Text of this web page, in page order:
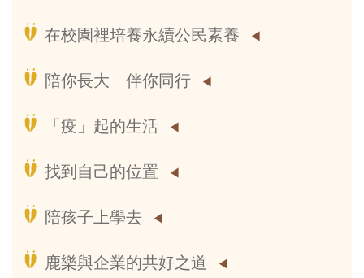
在校園裡培養永續公民素養
陪你長大 伴你同行
「疫」起的生活
找到自己的位置
陪孩子上學去
鹿樂與企業的共好之道